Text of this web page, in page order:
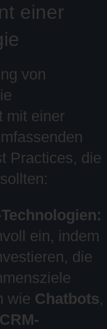
einer
von
mit einer
Practices, die
ein, indem
die
wie Chatbots,
CRM-